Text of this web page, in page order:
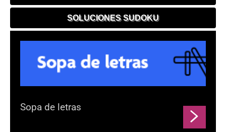
SOLUCIONES SUDOKU
Sopa de letras